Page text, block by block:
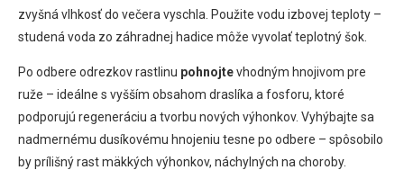
zvyšná vlhkosť do večera vyschla. Použite vodu izbovej teploty –
studená voda zo záhradnej hadice môže vyvolať teplotný šok.
Po odbere odrezkov rastlinu pohnojtevhodným hnojivom pre
ruže – ideálne s vyšším obsahom draslíka a fosforu, ktoré
podporujú regeneráciu a tvorbu nových výhonkov. Vyhýbajte sa
nadmernému dusíkovému hnojeniu tesne po odbere – spôsobilo
by prílišný rast mäkkých výhonkov, náchylných na choroby.